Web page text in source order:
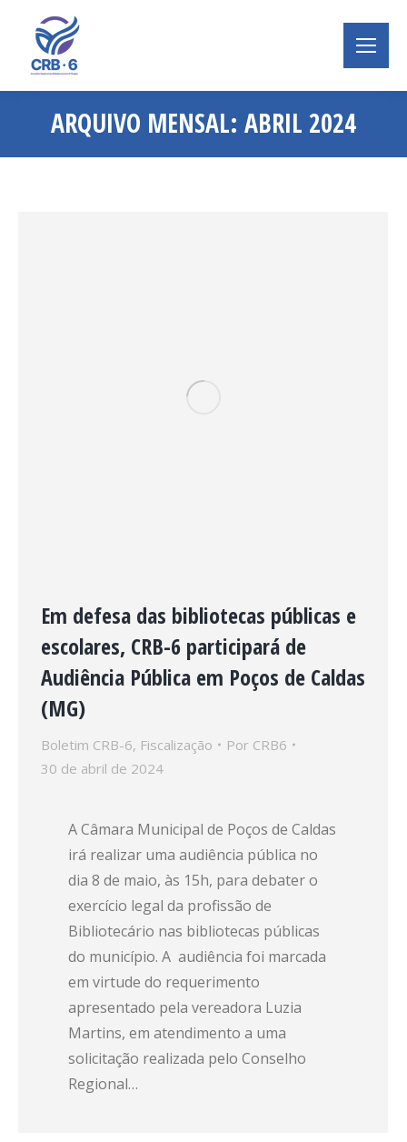
ARQUIVO MENSAL: ABRIL 2024
Você está aqui:
Em defesa das bibliotecas públicas e
escolares, CRB-6 participará de
Audiência Pública em Poços de Caldas
(MG)
Boletim CRB-6, Fiscalização Por CRB6
30 de abril de 2024
A Câmara Municipal de Poços de Caldas
irá realizar uma audiência pública no
dia 8 de maio, às 15h, para debater o
exercício legal da profissão de
Bibliotecário nas bibliotecas públicas
do município. A audiência foi marcada
em virtude do requerimento
apresentado pela vereadora Luzia
Martins, em atendimento a uma
solicitação realizada pelo Conselho
Regional…